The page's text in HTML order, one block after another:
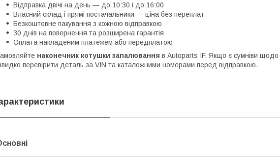
Відправка двічі на день — до 10:30 і до 16:00
Власний склад і прямі постачальники — ціна без переплат
Безкоштовне пакування з кожною відправкою
30 днів на повернення та розширена гарантія
Оплата накладеним платежем або передплатою
наконечник котушки запалювання в Autoparts IF. Якщо є сумніви щодо
перевірити деталь за VIN та каталожними номерами перед відправкою.